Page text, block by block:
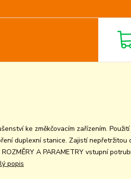
ke změkčovacím zařízením.
duplexní stanice. Zajistí nepřetržitou
ROZMĚRY A PARAMETRY vstupní
popis